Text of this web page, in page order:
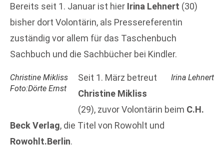
Bereits seit 1. Januar ist hier Irina Lehnert (30)
bisher dort Volontärin, als Pressereferentin
zuständig vor allem für das Taschenbuch
Sachbuch und die Sachbücher bei Kindler.
Christine Mikliss
Foto:Dörte Ernst
Irina Lehnert
Seit 1. März betreut
Christine Mikliss
(29), zuvor Volontärin beim C.H.
Beck Verlag, die Titel von Rowohlt und
Rowohlt.Berlin.